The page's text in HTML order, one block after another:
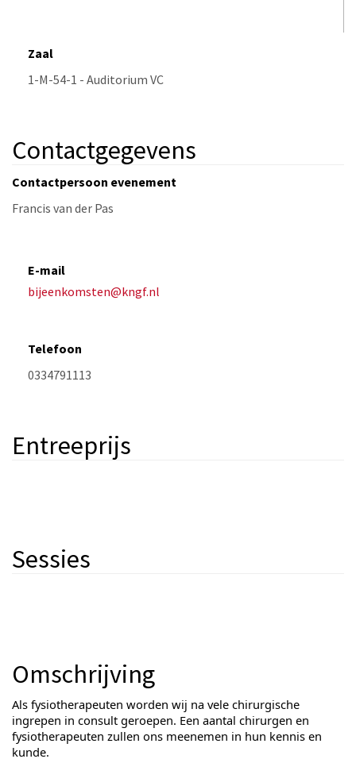
Zaal
Contactgegevens
Contactpersoon evenement
E-mail
bijeenkomsten@kngf.nl
Telefoon
Entreeprijs
Sessies
Omschrijving
Als fysiotherapeuten worden wij na vele chirurgische
ingrepen in consult geroepen. Een aantal chirurgen en
fysiotherapeuten zullen ons meenemen in hun kennis en
kunde.